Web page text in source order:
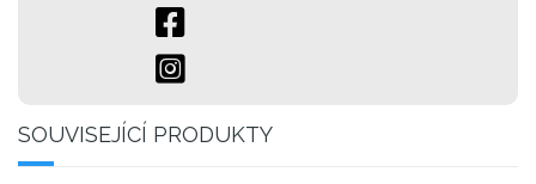
SOUVISEJÍCÍ PRODUKTY